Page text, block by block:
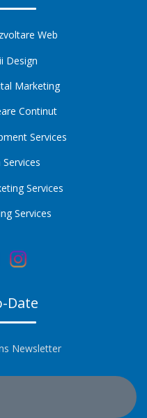
Web
Design
Marketing
Continut
Services
Services
Services
Date
Newsletter